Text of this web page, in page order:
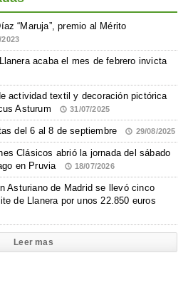
“Maruja”, premio al Mérito
2023
acaba el mes de febrero invicta
actividad textil y decoración pictórica
Asturum
31/07/2025
del 6 al 8 de septiembre 29/08/2025
Clásicos abrió la jornada del sábado
en Pruvia
18/07/2026
Asturiano de Madrid se llevó cinco
de Llanera por unos 22.850 euros
Leer mas